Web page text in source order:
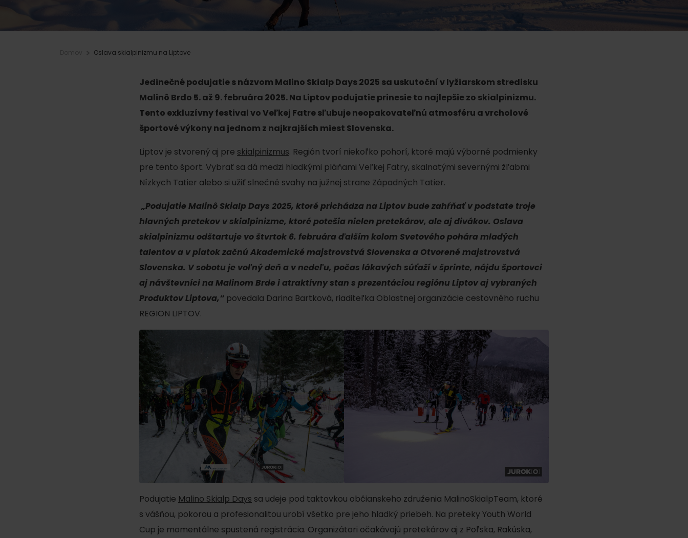
ZOZNAM INFOCENTIER
Naplánuj si dovolenku
Pobytové balíky
Rezervuj si izby
Kempovanie
So zvieratkami
So zľavami
Teambuildingy
No data found for this source. No data found for this source.
Kde sa nachádza
poklad? Nájdi ho s
Liptov Region Card!
Demänovská Dolina
Leto pod Chopkom
Letné športy
Turistika
Vodné športy
Nordic walking
Zimné športy
Lyžovanie
Skialpinizmus
Bežkovanie
Zimná turistika
Vyber si typ zážitku
Wellness a spa
Vodné aktivity
Ak ti škvŕka v bruchu
Reštaurácie
Pivovary a vinárne
Zimu a leto na Liptove
spoja športy
Kde sa nachádza
poklad? Nájdi ho s
Liptov Region Card!
Voda, sneh a aktivity
VŠETKY ČLÁNKY
Oslava skialpinizmu na Liptove
Jedinečné podujatie s názvom Malino Skialp Days 2025 sa uskutoční v lyžiarskom stredisku
Malinô Brdo 5. až 9. februára 2025. Na Liptov podujatie prinesie to najlepšie zo skialpinizmu.
Tento exkluzívny festival vo Veľkej Fatre sľubuje neopakovateľnú atmosféru a vrcholové
športové výkony na jednom z najkrajších miest Slovenska.
Liptov je stvorený aj pre skialpinizmus. Región tvorí niekoľko pohorí, ktoré majú výborné podmienky
pre tento šport. Vybrať sa dá medzi hladkými pláňami Veľkej Fatry, skalnatými severnými žľabmi
Nízkych Tatier alebo si užiť slnečné svahy na južnej strane Západných Tatier.
„Podujatie Malinô Skialp Days 2025, ktoré prichádza na Liptov bude zahŕňať v podstate troje
hlavných pretekov v skialpinizme, ktoré potešia nielen pretekárov, ale aj divákov. Oslava
skialpinizmu odštartuje vo štvrtok 6. februára ďalším kolom Svetového pohára mladých
talentov a v piatok začnú Akademické majstrovstvá Slovenska a Otvorené majstrovstvá
Slovenska. V sobotu je voľný deň a v nedeľu, počas lákavých súťaží v šprinte, nájdu športovci
aj návštevníci na Malinom Brde i atraktívny stan s prezentáciou regiónu Liptov aj vybraných
Produktov Liptova,“ povedala Darina Bartková, riaditeľka Oblastnej organizácie cestovného ruchu
REGION LIPTOV.
Podujatie Malino Skialp Days sa udeje pod taktovkou občianskeho združenia MalinoSkialpTeam, ktoré
s vášňou, pokorou a profesionalitou urobí všetko pre jeho hladký priebeh. Na preteky Youth World
Cup je momentálne spustená registrácia. Organizátori očakávajú pretekárov aj z Poľska, Rakúska,